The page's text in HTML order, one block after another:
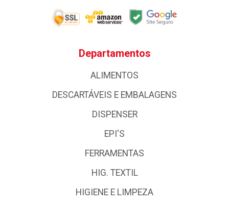
Departamentos
ALIMENTOS
DESCARTÁVEIS E EMBALAGENS
DISPENSER
EPI'S
FERRAMENTAS
HIG. TEXTIL
HIGIENE E LIMPEZA